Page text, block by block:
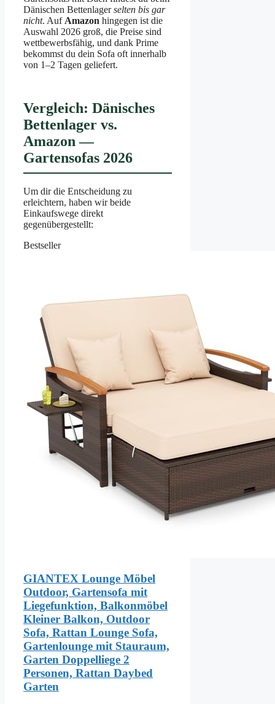
Dänischen Bettenlagerselten bis gar
nicht. Auf Amazon hingegen ist die
Auswahl 2026 groß, die Preise sind
wettbewerbsfähig, und dank Prime
bekommst du dein Sofa oft innerhalb
von 1–2 Tagen geliefert.
Vergleich: Dänisches
Bettenlager vs.
Amazon —
Gartensofas 2026
Um dir die Entscheidung zu
erleichtern, haben wir beide
Einkaufswege direkt
gegenübergestellt:
Bestseller
GIANTEX Lounge Möbel
Outdoor, Gartensofa mit
Liegefunktion, Balkonmöbel
Kleiner Balkon, Outdoor
Sofa, Rattan Lounge Sofa,
Gartenlounge mit Stauraum,
Garten Doppelliege 2
Personen, Rattan Daybed
Garten